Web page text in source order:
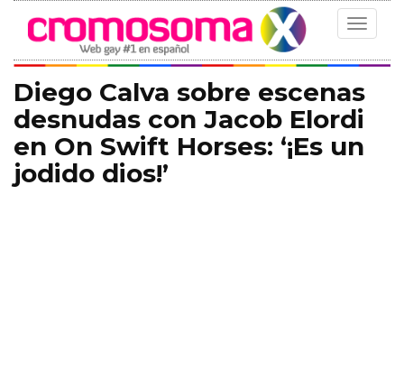
Toggle
Diego Calva sobre escenas
desnudas con Jacob Elordi
en On Swift Horses: ‘¡Es un
jodido dios!’